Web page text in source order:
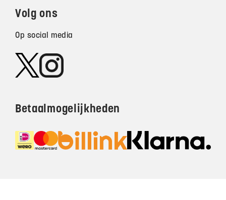
Volg ons
Op social media
Betaalmogelijkheden